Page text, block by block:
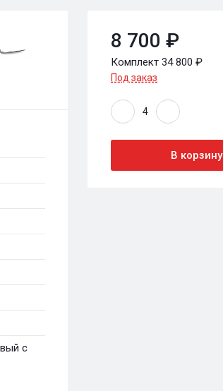
с
8 700 ₽
Комплект 34 800 ₽
Под заказ
В корзину